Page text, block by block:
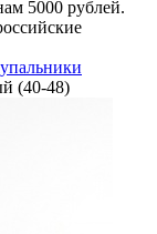
5000 рублей.
(40-48)